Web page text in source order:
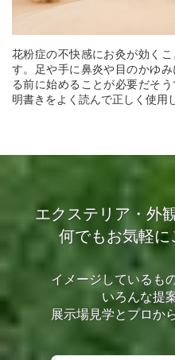
花粉症の不快感にお灸が効く
す。足や手に鼻炎や目のかゆ
る前に始めることが必要だそ
明書きをよく読んで正しく使用
エクステリア・外
何でもお気軽に
イメージしているも
いろんな提
展示場見学とプロか